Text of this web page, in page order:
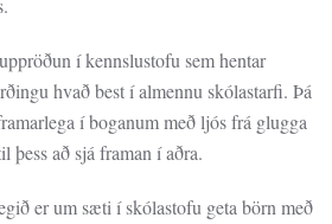
í kennslustofu sem hentar
hvað best í almennu skólastarfi. Þá
í boganum með ljós frá glugga
þess að sjá framan í aðra.
er um sæti í skólastofu geta börn með